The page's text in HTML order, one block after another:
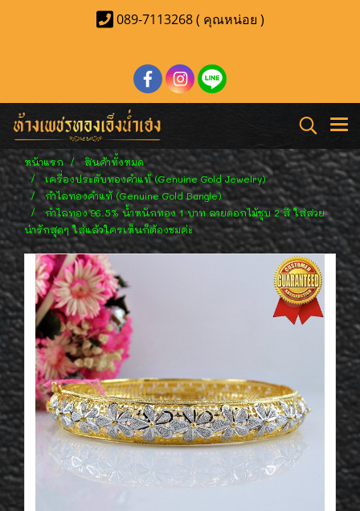
089-7113268 ( คุณหน่อย )
หน้าแรก
สินค้าทั้งหมด
เครื่องประดับทองคำแท้ (Genuine Gold Jewelry)
กำไลทองคำแท้ (Genuine Gold Bangle)
กำไลทอง 96.5% น้ำหนักทอง 1 บาท ลายดอกไม้ชุบ 2 สี ใส่สวย
น่ารักสุดๆ ใส่แล้วใครเห็นก็ต้องชมค่ะ